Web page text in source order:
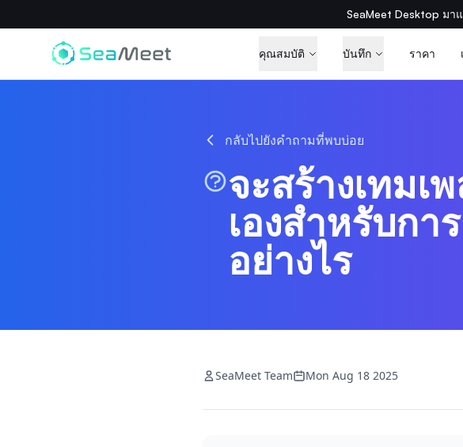
SeaMeet Desktop ม
คุณสมบัติ บันทึก ราคา
กลับไปยังคำถามที่พบบ่อย
จะสร้างเทม
เองสำหรับกา
อย่างไร
SeaMeet Team Mon Aug 18 2025